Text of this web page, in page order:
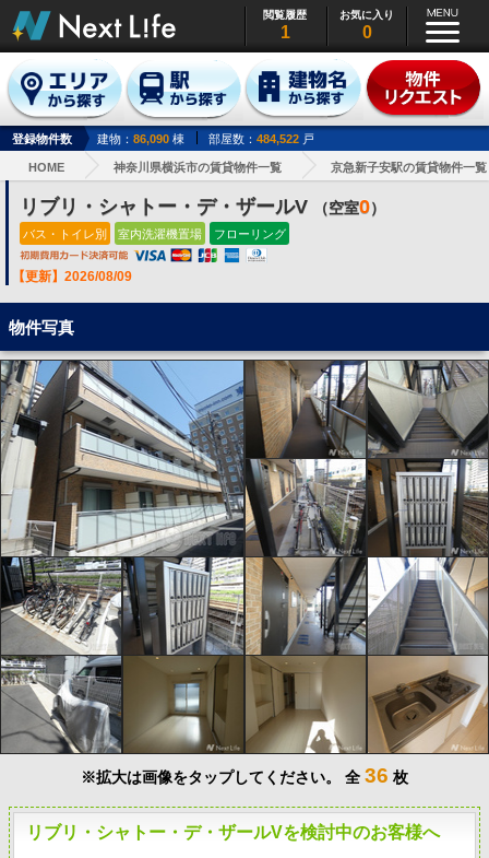
閲覧履歴
1
お気に入り
0
登録物件数 建物： 86,090 棟 部屋数： 484,522 戸
HOME 神奈川県横浜市の賃貸物件一覧 京急新子安駅の賃貸物件一覧
リブリ・シャトー・デ・ザールV （空室0）
バス・トイレ別 室内洗濯機置場 フローリング
【更新】2026/08/09
物件写真
※拡大は画像をタップしてください。 全 36 枚
リブリ・シャトー・デ・ザールVを検討中のお客様へ